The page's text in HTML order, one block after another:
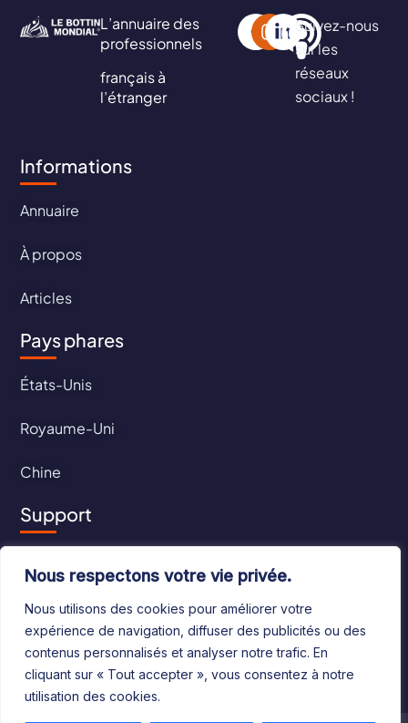
Nous respectons votre vie privée.
Nous utilisons des cookies pour améliorer votre
expérience de navigation, diffuser des publicités ou des
contenus personnalisés et analyser notre trafic. En
cliquant sur « Tout accepter », vous consentez à notre
utilisation des cookies.
L’annuaire des
professionnels
français à
l’étranger
Suivez-nous
sur les
réseaux
sociaux !
Informations
Annuaire
À propos
Articles
Pays phares
États-Unis
Royaume-Uni
Chine
Support
CGU
CGV